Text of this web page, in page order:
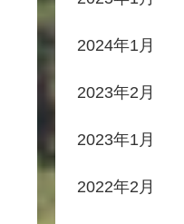
2024年1月
2023年2月
2023年1月
2022年2月